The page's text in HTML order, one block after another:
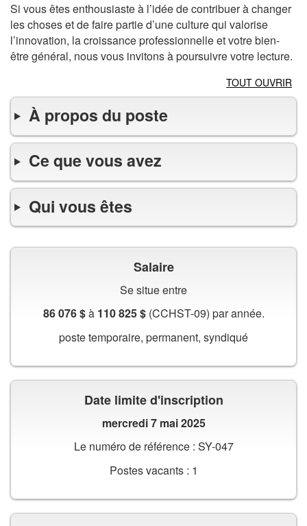
Si vous êtes enthousiaste à l’idée de contribuer à changer
les choses et de faire partie d’une culture qui valorise
l’innovation, la croissance professionnelle et votre bien-
être général, nous vous invitons à poursuivre votre lecture.
TOUT OUVRIR
À propos du poste
Ce que vous avez
Qui vous êtes
Salaire
Se situe entre
86 076 $à 110 825 $(CCHST-09) par année.
poste temporaire, permanent, syndiqué
Date limite d'inscription
mercredi 7 mai 2025
Le numéro de référence : SY-047
Postes vacants : 1